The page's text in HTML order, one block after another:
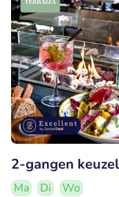
2-gangen
Ma Di
Wo